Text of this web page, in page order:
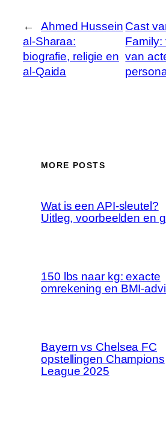
←
Ahmed Hussein
al-Sharaa:
biografie, religie en
al-Qaida
Cast
Family:
van
MORE POSTS
Wat is een API-sleutel?
Uitleg, voorbeelden en
150 lbs naar kg: exacte
omrekening en BMI-
Bayern vs Chelsea FC
opstellingen Champions
League 2025